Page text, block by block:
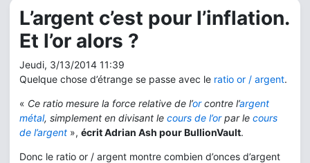
L’argent c’est pour l’inflation.
Et l’or alors ?
Jeudi, 3/13/2014 11:39
Quelque chose d’étrange se passe avec le ratio or / argent.
« Ce ratio mesure la force relative de l’orcontre l’argent
métal, simplement en divisant le cours de l’orpar le cours
de l’argent », écrit Adrian Ash pour BullionVault.
Donc le ratio or / argent montre combien d’onces d’argent